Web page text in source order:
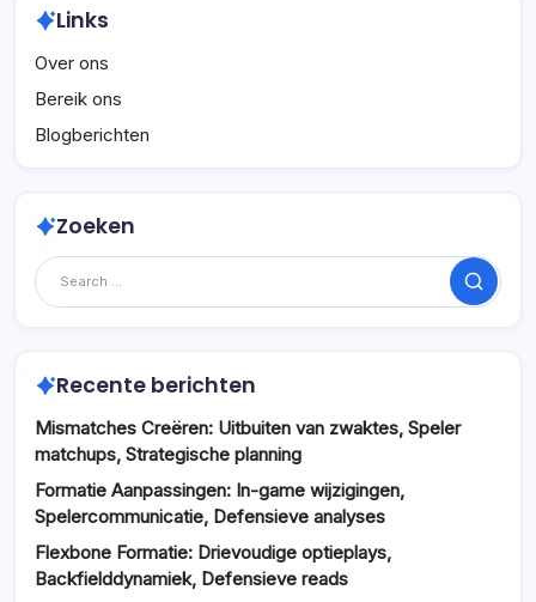
Links
Over ons
Bereik ons
Blogberichten
Zoeken
Search
Recente berichten
Mismatches Creëren: Uitbuiten van zwaktes, Speler
matchups, Strategische planning
Formatie Aanpassingen: In-game wijzigingen,
Spelercommunicatie, Defensieve analyses
Flexbone Formatie: Drievoudige optieplays,
Backfielddynamiek, Defensieve reads